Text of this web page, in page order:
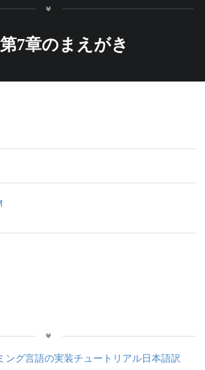
7章のまえがき
ング言語の実装チュートリアル日本語訳